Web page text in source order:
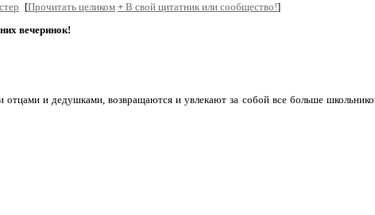
[Прочитать целиком + В свой цитатник или сообщество!]
вечеринок!
и дедушками, возвращаются и увлекают за собой все больше